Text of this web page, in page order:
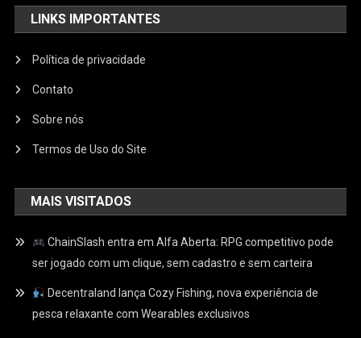
LINKS IMPORTANTES
Política de privacidade
Contato
Sobre nós
Termos de Uso do Site
MAIS VISITADOS
ChainSlash entra em Alfa Aberta: RPG competitivo pode
ser jogado com um clique, sem cadastro e sem carteira
Decentraland lança Cozy Fishing, nova experiência de
pesca relaxante com Wearables exclusivos